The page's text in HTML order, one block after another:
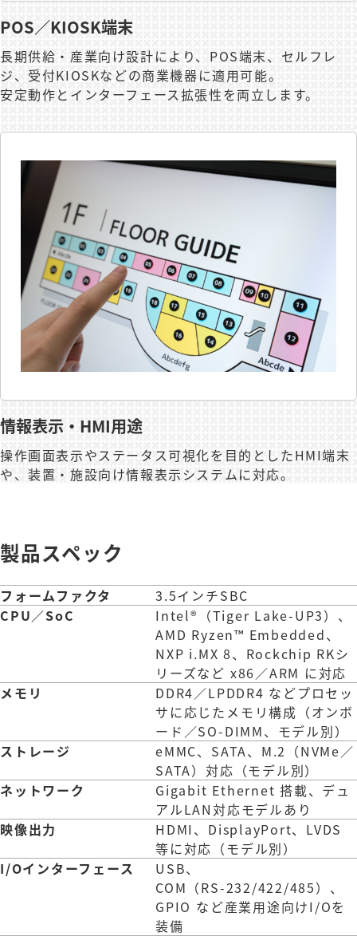
POS／KIOSK端末
長期供給・産業向け設計により、POS端末、セルフレ
ジ、受付KIOSKなどの商業機器に適用可能。
安定動作とインターフェース拡張性を両立します。
情報表示・HMI用途
操作画面表示やステータス可視化を目的としたHMI端末
や、装置・施設向け情報表示システムに対応。
製品スペック
フォームファクタ
3.5インチSBC
CPU／SoC
Intel®（Tiger Lake-UP3）、
AMD Ryzen™ Embedded、
NXP i.MX 8、Rockchip RKシ
リーズなど x86／ARM に対応
メモリ
DDR4／LPDDR4 などプロセッ
サに応じたメモリ構成（オンボ
ード／SO-DIMM、モデル別）
ストレージ
eMMC、SATA、M.2（NVMe／
SATA）対応（モデル別）
ネットワーク
Gigabit Ethernet 搭載、デュ
アルLAN対応モデルあり
映像出力
HDMI、DisplayPort、LVDS
等に対応（モデル別）
I/Oインターフェース
USB、
COM（RS‑232/422/485）、
GPIO など産業用途向けI/Oを
装備